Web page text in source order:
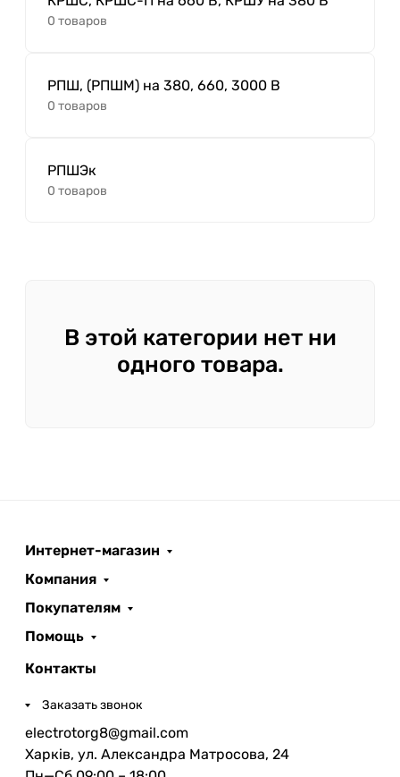
0 товаров
РПШ, (РПШМ) на 380, 660, 3000 В
0 товаров
РПШЭк
0 товаров
В этой категории нет ни
одного товара.
Интернет-магазин
Компания
Покупателям
Помощь
Контакты
Заказать звонок
electrotorg8@gmail.com
Харків, ул. Александра Матросова, 24